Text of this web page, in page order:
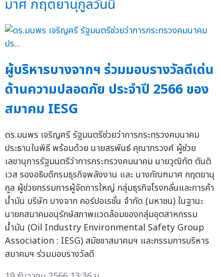
มาศ กฤตยานุกูลวันนี้
ผู้บริหารบางจากฯ ร่วมมอบรางวัลดีเด่น
ด้านความปลอดภัย ประจำปี 2566 ของ
สมาคม IESG
ดร.มนพร เจริญศรี รัฐมนตรีช่วยว่าการกระทรวงคมนาคม
ประธานในพิธี พร้อมด้วย นายสรพันธ์ คุณากรวงศ์ ผู้ช่วย
เลขานุการรัฐมนตรีว่าการกระทรวงคมนาคม นายวุฒิทัต ตันติ
เวส รองอธิบดีกรมธุรกิจพลังงาน และ นางกัณฑมาศ กฤตยานุ
กูล ผู้ช่วยกรรมการผู้จัดการใหญ่ กลุ่มธุรกิจโรงกลั่นและการค้า
น้ำมัน บริษัท บางจาก คอร์ปอเรชั่น จำกัด (มหาชน) ในฐานะ
นายกสมาคมอนุรักษ์สภาพแวดล้อมของกลุ่มอุตสาหกรรม
น้ำมัน (Oil Industry Environmental Safety Group
Association : IESG) สมัชชาสมาคมฯ และกรรมการบริหาร
สมาคมฯ ร่วมมอบรางวัลดี